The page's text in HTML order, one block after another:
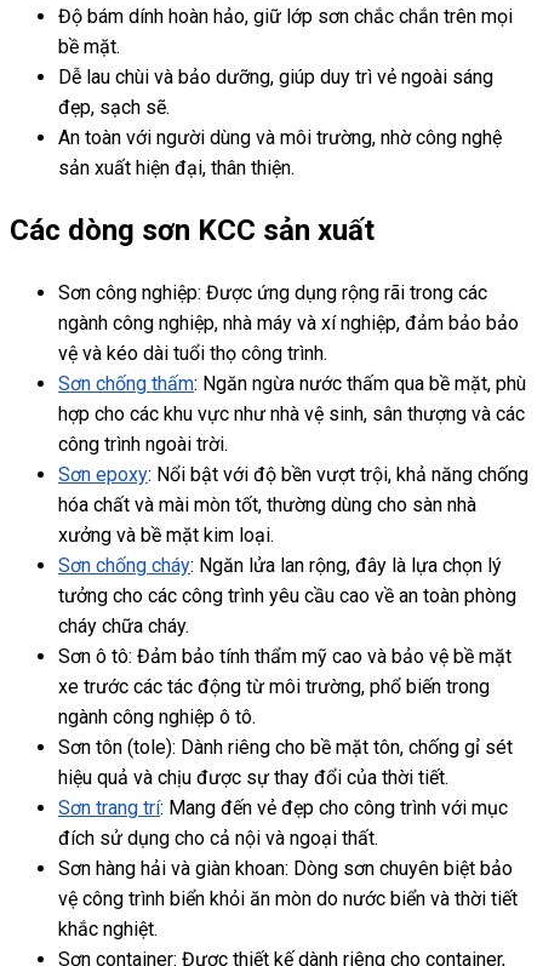
Độ bám dính hoàn hảo, giữ lớp sơn chắc chắn trên mọi
bề mặt.
Dễ lau chùi và bảo dưỡng, giúp duy trì vẻ ngoài sáng
đẹp, sạch sẽ.
An toàn với người dùng và môi trường, nhờ công nghệ
sản xuất hiện đại, thân thiện.
Các dòng sơn KCC sản xuất
Sơn công nghiệp: Được ứng dụng rộng rãi trong các
ngành công nghiệp, nhà máy và xí nghiệp, đảm bảo bảo
vệ và kéo dài tuổi thọ công trình.
Sơn chống thấm: Ngăn ngừa nước thấm qua bề mặt, phù
hợp cho các khu vực như nhà vệ sinh, sân thượng và các
công trình ngoài trời.
Sơn epoxy: Nổi bật với độ bền vượt trội, khả năng chống
hóa chất và mài mòn tốt, thường dùng cho sàn nhà
xưởng và bề mặt kim loại.
Sơn chống cháy: Ngăn lửa lan rộng, đây là lựa chọn lý
tưởng cho các công trình yêu cầu cao về an toàn phòng
cháy chữa cháy.
Sơn ô tô: Đảm bảo tính thẩm mỹ cao và bảo vệ bề mặt
xe trước các tác động từ môi trường, phổ biến trong
ngành công nghiệp ô tô.
Sơn tôn (tole): Dành riêng cho bề mặt tôn, chống gỉ sét
hiệu quả và chịu được sự thay đổi của thời tiết.
Sơn trang trí: Mang đến vẻ đẹp cho công trình với mục
đích sử dụng cho cả nội và ngoại thất.
Sơn hàng hải và giàn khoan: Dòng sơn chuyên biệt bảo
vệ công trình biển khỏi ăn mòn do nước biển và thời tiết
khắc nghiệt.
Sơn container: Được thiết kế dành riêng cho container,